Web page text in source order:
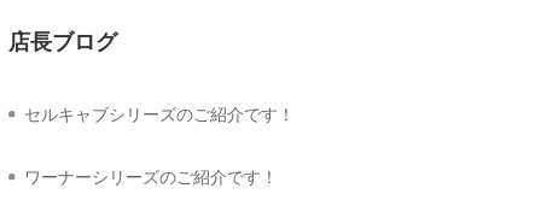
店長ブログ
セルキャブシリーズのご紹介です！
ワーナーシリーズのご紹介です！